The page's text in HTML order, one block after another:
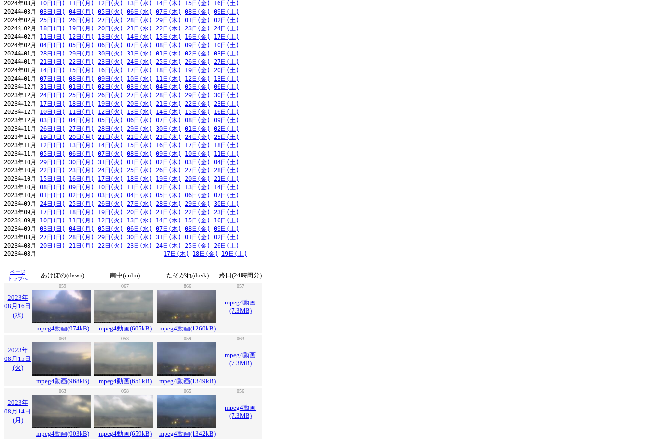
2024年03月 10日(日) 11日(月) 12日(火) 13日(水) 14日(木) 15日(金)
16日(土)
2024年03月 03日(日) 04日(月) 05日(火) 06日(水) 07日(木) 08日(金)
09日(土)
2024年02月 25日(日) 26日(月) 27日(火) 28日(水) 29日(木) 01日(金)
02日(土)
2024年02月 18日(日) 19日(月) 20日(火) 21日(水) 22日(木) 23日(金)
24日(土)
2024年02月 11日(日) 12日(月) 13日(火) 14日(水) 15日(木) 16日(金)
17日(土)
2024年02月 04日(日) 05日(月) 06日(火) 07日(水) 08日(木) 09日(金)
10日(土)
2024年01月 28日(日) 29日(月) 30日(火) 31日(水) 01日(木) 02日(金)
03日(土)
2024年01月 21日(日) 22日(月) 23日(火) 24日(水) 25日(木) 26日(金)
27日(土)
2024年01月 14日(日) 15日(月) 16日(火) 17日(水) 18日(木) 19日(金)
20日(土)
2024年01月 07日(日) 08日(月) 09日(火) 10日(水) 11日(木) 12日(金)
13日(土)
2023年12月 31日(日) 01日(月) 02日(火) 03日(水) 04日(木) 05日(金)
06日(土)
2023年12月 24日(日) 25日(月) 26日(火) 27日(水) 28日(木) 29日(金)
30日(土)
2023年12月 17日(日) 18日(月) 19日(火) 20日(水) 21日(木) 22日(金)
23日(土)
2023年12月 10日(日) 11日(月) 12日(火) 13日(水) 14日(木) 15日(金)
16日(土)
2023年12月 03日(日) 04日(月) 05日(火) 06日(水) 07日(木) 08日(金)
09日(土)
2023年11月 26日(日) 27日(月) 28日(火) 29日(水) 30日(木) 01日(金)
02日(土)
2023年11月 19日(日) 20日(月) 21日(火) 22日(水) 23日(木) 24日(金)
25日(土)
2023年11月 12日(日) 13日(月) 14日(火) 15日(水) 16日(木) 17日(金)
18日(土)
2023年11月 05日(日) 06日(月) 07日(火) 08日(水) 09日(木) 10日(金)
11日(土)
2023年10月 29日(日) 30日(月) 31日(火) 01日(水) 02日(木) 03日(金)
04日(土)
2023年10月 22日(日) 23日(月) 24日(火) 25日(水) 26日(木) 27日(金)
28日(土)
2023年10月 15日(日) 16日(月) 17日(火) 18日(水) 19日(木) 20日(金)
21日(土)
2023年10月 08日(日) 09日(月) 10日(火) 11日(水) 12日(木) 13日(金)
14日(土)
2023年10月 01日(日) 02日(月) 03日(火) 04日(水) 05日(木) 06日(金)
07日(土)
2023年09月 24日(日) 25日(月) 26日(火) 27日(水) 28日(木) 29日(金)
30日(土)
2023年09月 17日(日) 18日(月) 19日(火) 20日(水) 21日(木) 22日(金)
23日(土)
2023年09月 10日(日) 11日(月) 12日(火) 13日(水) 14日(木) 15日(金)
16日(土)
2023年09月 03日(日) 04日(月) 05日(火) 06日(水) 07日(木) 08日(金)
09日(土)
2023年08月 27日(日) 28日(月) 29日(火) 30日(水) 31日(木) 01日(金)
02日(土)
2023年08月 20日(日) 21日(月) 22日(火) 23日(水) 24日(木) 25日(金)
26日(土)
2023年08月 17日(木) 18日(金) 19日(土)
ページ
トップへ
あけぼの(dawn) 南中(culm) たそがれ(dusk) 終日(24時間分)
059 067 866 057
2023年
08月16日
(水)
mpeg4動画
(7.3MB)
mpeg4動画(974kB) mpeg4動画(605kB) mpeg4動画(1260kB)
063 053 059 063
2023年
08月15日
(火)
mpeg4動画
(7.3MB)
mpeg4動画(968kB) mpeg4動画(651kB) mpeg4動画(1349kB)
063 058 065 056
2023年
08月14日
(月)
mpeg4動画
(7.3MB)
mpeg4動画(903kB) mpeg4動画(659kB) mpeg4動画(1342kB)